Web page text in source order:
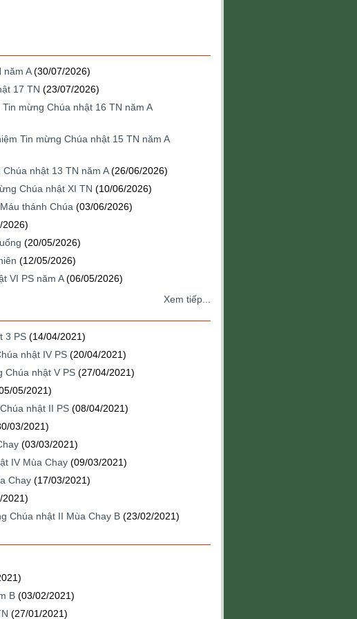
năm A (30/07/2026)
17 TN (23/07/2026)
mừng Chúa nhật 16 TN năm A
Tin mừng Chúa nhật 15 TN năm A
nhật 13 TN năm A (26/06/2026)
Chúa nhật XI TN (10/06/2026)
thánh Chúa (03/06/2026)
2026)
(20/05/2026)
(12/05/2026)
VI PS năm A (06/05/2026)
Xem tiếp...
3 PS (14/04/2021)
nhật IV PS (20/04/2021)
Chúa nhật V PS (27/04/2021)
05/2021)
nhật II PS (08/04/2021)
03/2021)
(03/03/2021)
IV Mùa Chay (09/03/2021)
Chay (17/03/2021)
2021)
Chúa nhật II Mùa Chay B (23/02/2021)
B (03/02/2021)
(27/01/2021)